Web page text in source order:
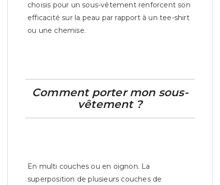
choisis pour un sous-vêtement renforcent son
efficacité sur la peau par rapport à un tee-shirt
ou une chemise.
Comment porter mon sous-
vêtement ?
En multi couches ou en oignon. La
superposition de plusieurs couches de